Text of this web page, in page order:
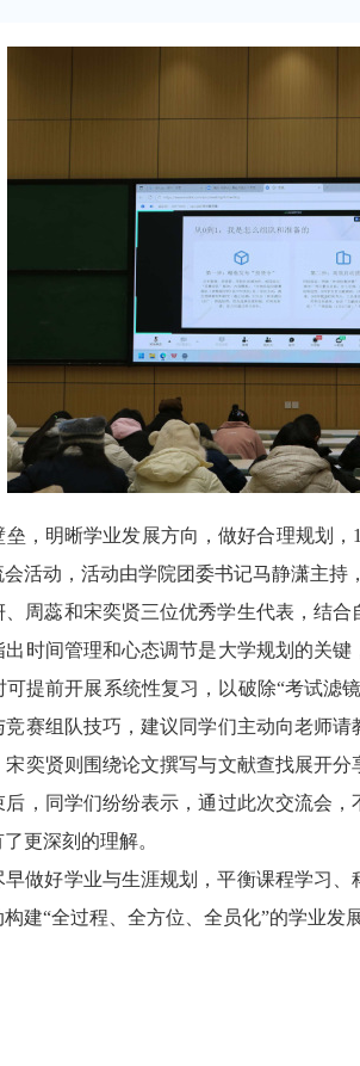
，明晰学业发展方向，做好合理规划
活动，活动由学院团委书记马静潇主持
周蕊和宋奕贤三位优秀学生代表，结
时间管理和心态调节是大学规划的关
提前开展系统性复习，以破除“考试滤
赛组队技巧，建议同学们主动向老师
奕贤则围绕论文撰写与文献查找展开
，同学们纷纷表示，通过此次交流会
更深刻的理解。
做好学业与生涯规划，平衡课程学习
建“全过程、全方位、全员化”的学业发